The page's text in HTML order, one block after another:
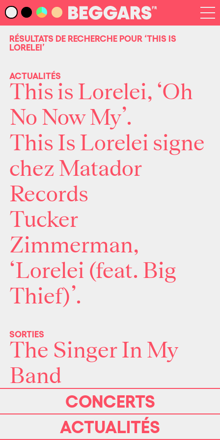
RÉSULTATS DE RECHERCHE POUR ‘THIS IS
LORELEI’
ACTUALITÉS
This is Lorelei, ‘Oh
No Now My’.
This Is Lorelei signe
chez Matador
Records
Tucker
Zimmerman,
‘Lorelei (feat. Big
Thief)’.
SORTIES
The Singer In My
Band
It’s A Beautiful
Place
CONCERTS
ACTUALITÉS